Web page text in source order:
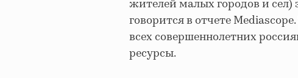
жителей малых городов и сел)
говорится в отчете
всех совершеннолетних
ресурсы.